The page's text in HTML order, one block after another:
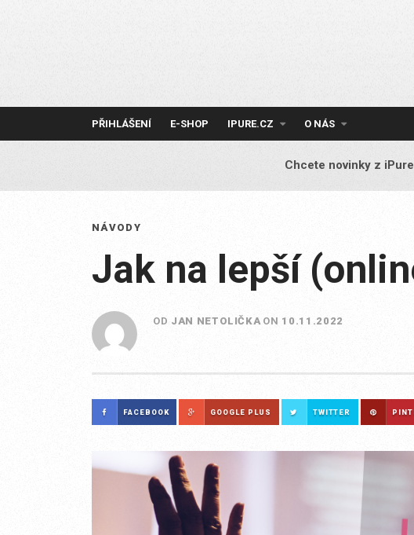
PŘIHLÁŠENÍ E-SHOP IPURE.CZ O NÁS
Chcete novinky z
NÁVODY
Jak na lepší
OD JAN NETOLIČKA ON 10.11.2022
FACEBOOK GOOGLE PLUS TWITTER